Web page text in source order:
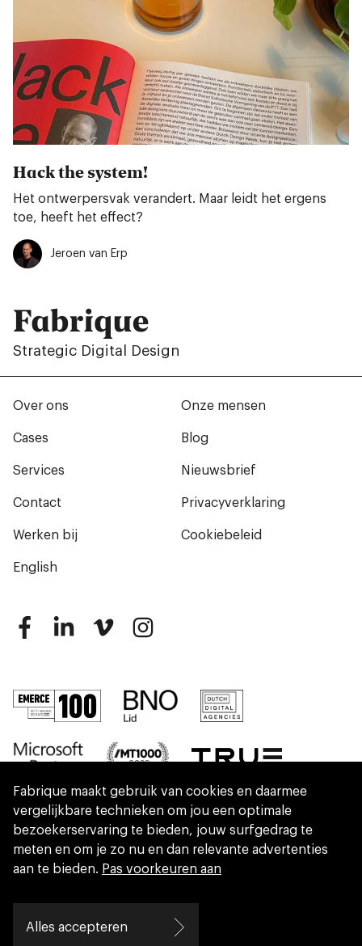
Hack the system!
Het ontwerpersvak verandert. Maar leidt het ergens
toe, heeft het effect?
Jeroen van Erp
Fabrique
Strategic Digital Design
Over ons
Cases
Services
Onze mensen
Blog
Nieuwsbrief
Contact
Werken bij
English
Privacyverklaring
Cookiebeleid
We are part of Eidra, a consultancy collective
helping leaders create great change.
Fabrique maakt gebruik van cookies en daarmee
vergelijkbare technieken om jou een optimale
bezoekerservaring te bieden, jouw surfgedrag te
meten en om je zo nu en dan relevante advertenties
aan te bieden. Pas voorkeuren aan
Alles accepteren